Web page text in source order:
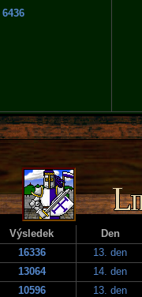
6436
Výsledek
Den
16336
13. den
13064
14. den
10596
13. den